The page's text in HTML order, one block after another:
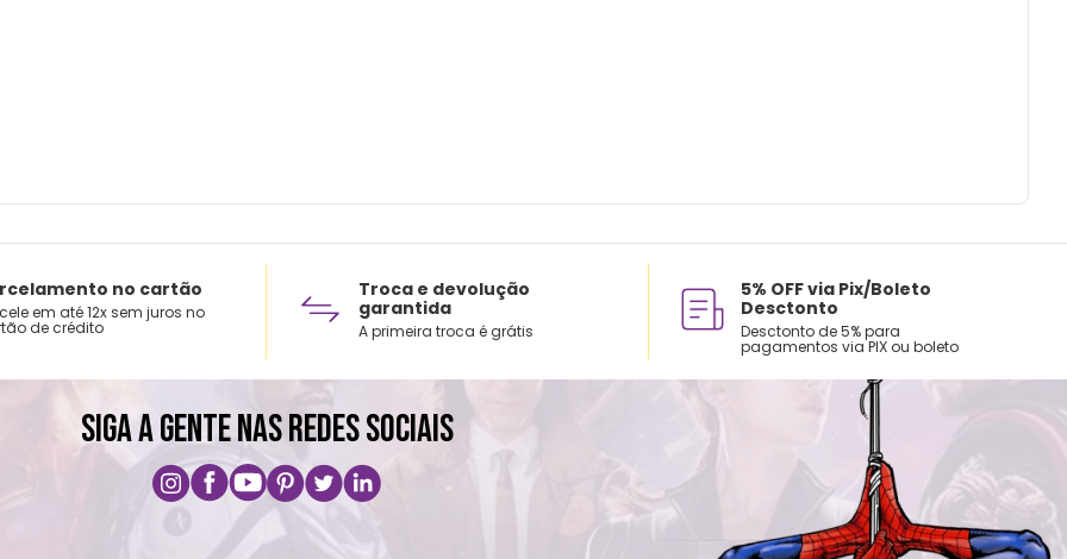
no cartão
em até 12x sem juros no
de crédito
Troca e devolução
garantida
A primeira troca é grátis
5% OFF via Pix/Boleto
Desctonto
Desctonto de 5% para
pagamentos via PIX ou boleto
SIGA A GENTE NAS REDES SOCIAIS